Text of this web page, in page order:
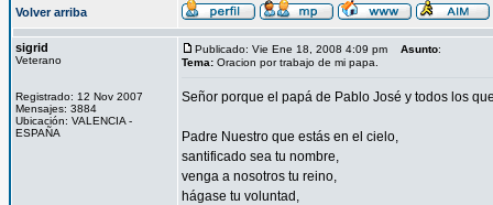
Volver arriba
sigrid
Veterano
Registrado: 12 Nov 2007
Mensajes: 3884
Ubicación: VALENCIA -
ESPAÑA
Publicado: Vie Ene 18, 2008 4:09 pm Asunto:
Tema: Oracion por trabajo de mi papa.
Señor porque el papá de Pablo José y todos los
Padre Nuestro que estás en el cielo,
santificado sea tu nombre,
venga a nosotros tu reino,
hágase tu voluntad,